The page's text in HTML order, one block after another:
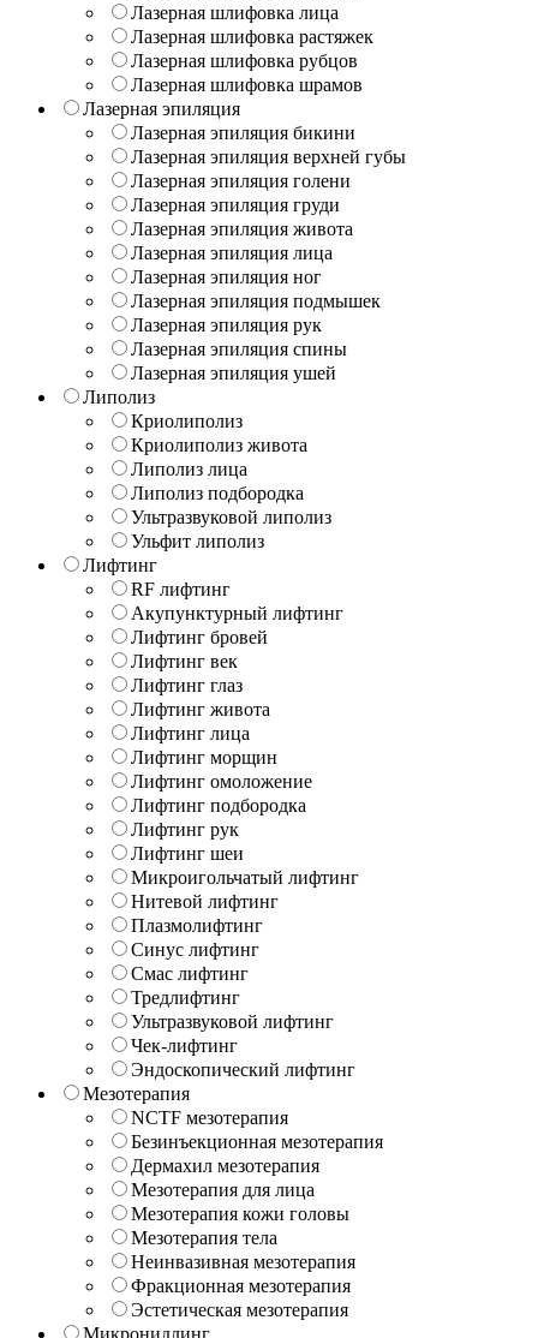
Лазерная шлифовка лица
Лазерная шлифовка растяжек
Лазерная шлифовка рубцов
Лазерная шлифовка шрамов
Лазерная эпиляция
Лазерная эпиляция бикини
Лазерная эпиляция верхней губы
Лазерная эпиляция голени
Лазерная эпиляция груди
Лазерная эпиляция живота
Лазерная эпиляция лица
Лазерная эпиляция ног
Лазерная эпиляция подмышек
Лазерная эпиляция рук
Лазерная эпиляция спины
Лазерная эпиляция ушей
Липолиз
Криолиполиз
Криолиполиз живота
Липолиз лица
Липолиз подбородка
Ультразвуковой липолиз
Ульфит липолиз
Лифтинг
RF лифтинг
Акупунктурный лифтинг
Лифтинг бровей
Лифтинг век
Лифтинг глаз
Лифтинг живота
Лифтинг лица
Лифтинг морщин
Лифтинг омоложение
Лифтинг подбородка
Лифтинг рук
Лифтинг шеи
Микроигольчатый лифтинг
Нитевой лифтинг
Плазмолифтинг
Синус лифтинг
Смас лифтинг
Тредлифтинг
Ультразвуковой лифтинг
Чек-лифтинг
Эндоскопический лифтинг
Мезотерапия
NCTF мезотерапия
Безинъекционная мезотерапия
Дермахил мезотерапия
Мезотерапия для лица
Мезотерапия кожи головы
Мезотерапия тела
Неинвазивная мезотерапия
Фракционная мезотерапия
Эстетическая мезотерапия
Микронидлинг